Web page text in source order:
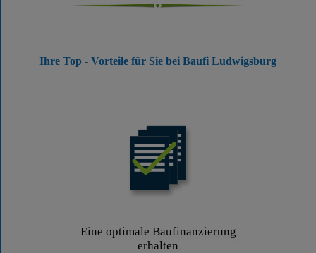
Ihre Top - Vorteile für Sie bei Baufi Ludwigsburg
Eine optimale Baufinanzierung
erhalten